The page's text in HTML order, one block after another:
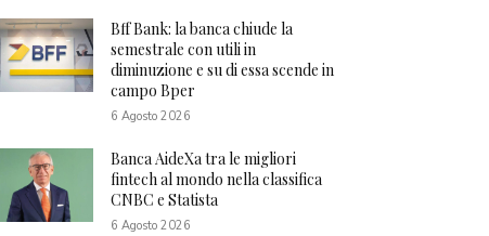
Bff Bank: la banca chiude la
semestrale con utili in
diminuzione e su di essa scende in
campo Bper
6 Agosto 2026
Banca AideXa tra le migliori
fintech al mondo nella classifica
CNBC e Statista
6 Agosto 2026